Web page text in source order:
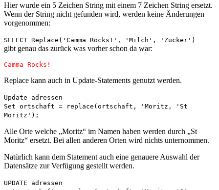
Hier wurde ein 5 Zeichen String mit einem 7 Zeichen String ersetzt.
Wenn der String nicht gefunden wird, werden keine Änderungen
vorgenommen:
SELECT Replace('Camma Rocks!', 'Milch', 'Zucker')
gibt genau das zurück was vorher schon da war:
Camma Rocks!
Replace kann auch in Update-Statements genutzt werden.
Update adressen
Set ortschaft = replace(ortschaft, 'Moritz, 'St
Moritz');
Alle Orte welche „Moritz“ im Namen haben werden durch „St
Moritz“ ersetzt. Bei allen anderen Orten wird nichts unternommen.
Natürlich kann dem Statement auch eine genauere Auswahl der
Datensätze zur Verfügung gestellt werden.
UPDATE adressen